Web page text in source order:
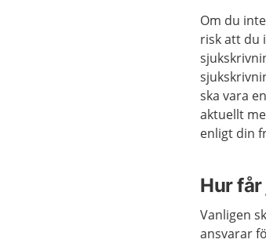
Om du
risk att du
ska vara
aktuellt
enligt din
Hur
Vanligen
ansvarar